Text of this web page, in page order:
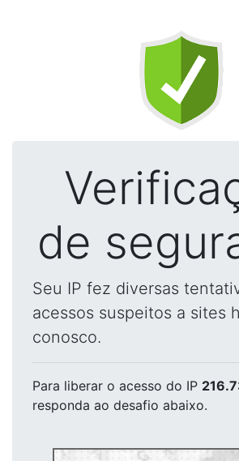
de
Seu IP fez diversas
acessos suspeitos a sites
conosco.
Para liberar o acesso do IP
responda ao desafio abaixo.